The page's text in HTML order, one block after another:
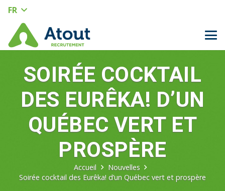
FR
SOIRÉE COCKTAIL
DES EURÊKA! D’UN
QUÉBEC VERT ET
PROSPÈRE
Accueil
Nouvelles
Soirée cocktail des Eurêka! d’un Québec vert et prospère